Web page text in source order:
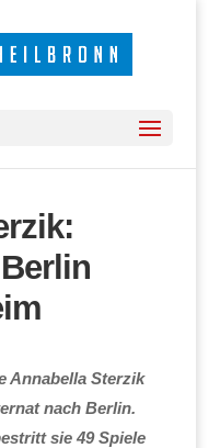
Annabella Sterzik
nach Berlin.
sie 49 Spiele